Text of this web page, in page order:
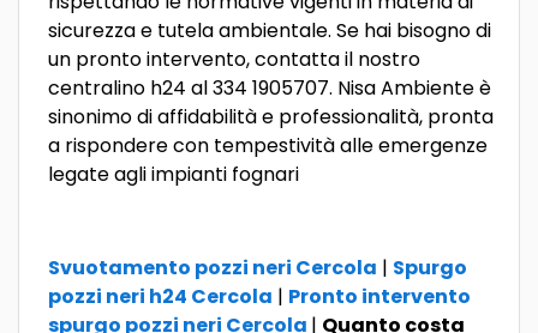
sicurezza e tutela ambientale. Se hai bisogno di
un pronto intervento, contatta il nostro
centralino h24 al 334 1905707. Nisa Ambiente è
sinonimo di affidabilità e professionalità, pronta
a rispondere con tempestività alle emergenze
legate agli impianti fognari
Svuotamento pozzi neri Cercola | Spurgo
pozzi neri h24 Cercola | Pronto intervento
spurgo pozzi neri Cercola | Quanto costa